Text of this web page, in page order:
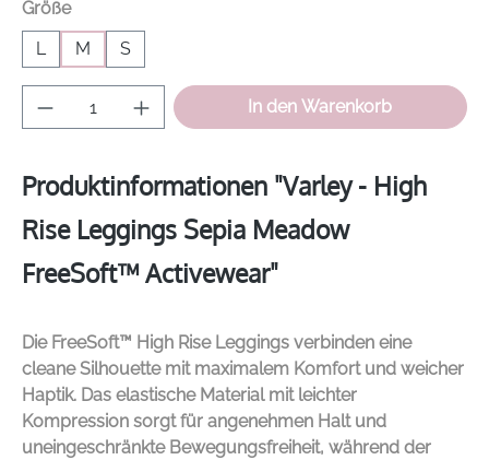
Größeauswählen
L
M S
Produkt Anzahl: Gib den gewünschten
In den Warenkorb
Produktinformationen "Varley - High
Rise Leggings Sepia Meadow
FreeSoft™ Activewear"
Die FreeSoft™ High Rise Leggings verbinden eine
cleane Silhouette mit maximalem Komfort und weicher
Haptik. Das elastische Material mit leichter
Kompression sorgt für angenehmen Halt und
uneingeschränkte Bewegungsfreiheit, während der